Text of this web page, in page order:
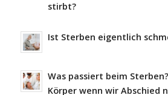
stirbt?
Ist Sterben eigentlich
Was passiert beim
Körper wenn wir Abschied